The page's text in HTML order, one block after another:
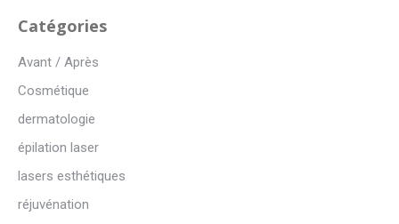
Catégories
Avant / Après
Cosmétique
dermatologie
épilation laser
lasers esthétiques
réjuvénation